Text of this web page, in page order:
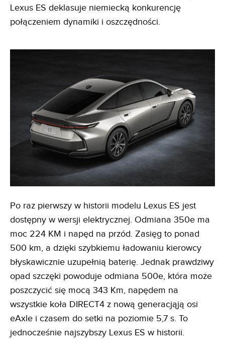
Lexus ES deklasuje niemiecką konkurencję
połączeniem dynamiki i oszczędności.
Po raz pierwszy w historii modelu Lexus ES jest
dostępny w wersji elektrycznej. Odmiana 350e ma
moc 224 KM i napęd na przód. Zasięg to ponad
500 km, a dzięki szybkiemu ładowaniu kierowcy
błyskawicznie uzupełnią baterię. Jednak prawdziwy
opad szczęki powoduje odmiana 500e, która może
poszczycić się mocą 343 Km, napędem na
wszystkie koła DIRECT4 z nową generacjąją osi
eAxle i czasem do setki na poziomie 5,7 s. To
jednocześnie najszybszy Lexus ES w historii.